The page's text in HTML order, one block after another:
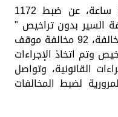
وأسفرت جهود الحملة خلال 24 ساعة، عن ضبط 1172
سرعات و 132 مخالفة السير بدون تراخيص "
قيادة وتسيير "، 77 دراجة نارية مخالفة، 92 مخالفة موقف
الترخيص وتم اتخاذ الإجراءات
القانونية، وتواصل
لضبط المخالفات